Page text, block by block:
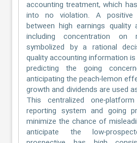
accounting treatment, which
into no violation. A positive
between high earnings quality
including concentration on
symbolized by a rational
quality accounting information
predicting the going
anticipating the peach-lemon
growth and dividends are used
This centralized one-
reporting system and going
minimize the chance of
anticipate the low-